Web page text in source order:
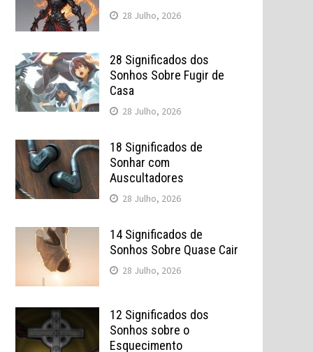
28 Julho, 2026
28 Significados dos
Sonhos Sobre Fugir de
Casa
28 Julho, 2026
18 Significados de
Sonhar com
Auscultadores
28 Julho, 2026
14 Significados de
Sonhos Sobre Quase Cair
28 Julho, 2026
12 Significados dos
Sonhos sobre o
Esquecimento